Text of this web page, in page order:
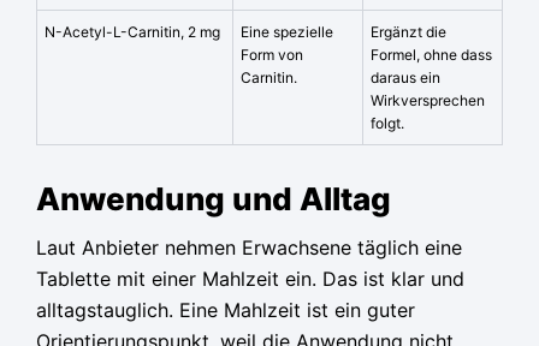
N-Acetyl-L-Carnitin, 2 mg
Eine spezielle
Form von
Carnitin.
Ergänzt die
Formel, ohne dass
daraus ein
Wirkversprechen
folgt.
Anwendung und Alltag
Laut Anbieter nehmen Erwachsene täglich eine
Tablette mit einer Mahlzeit ein. Das ist klar und
alltagstauglich. Eine Mahlzeit ist ein guter